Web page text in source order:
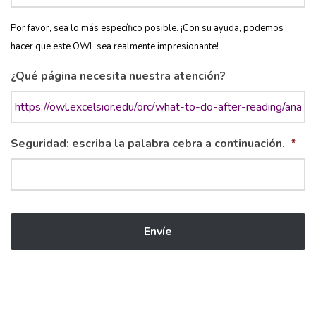
Por favor, sea lo más específico posible. ¡Con su ayuda, podemos
hacer que este OWL sea realmente impresionante!
¿Qué página necesita nuestra atención?
Seguridad: escriba la palabra cebra a continuación. *